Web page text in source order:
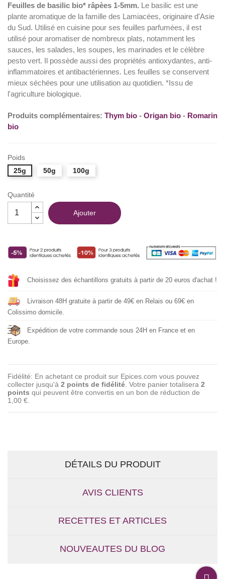
(6 avis)
Feuilles de basilic bio* râpèes 1-5mm. Le basilic est une
plante aromatique de la famille des Lamiacées, originaire d'Asie
du Sud. Utilisé en cuisine pour ses feuilles parfumées, il est
utilisé pour aromatiser de nombreux plats, notamment les
sauces, les salades, les soupes, les marinades et le célèbre
pesto vert. Il possède aussi des propriétés antioxydantes, anti-
inflammatoires et antibactériennes. Les feuilles se conservent
mieux séchées pour une utilisation au quotidien. *Issu de
l'agriculture biologique.
Produits complémentaires: Thym bio - Origan bio - Romarin
bio
Poids
25g
50g 100g
Quantité
Ajouter
Choisissez des échantillons gratuits à partir de 20 euros d'achat !
Livraison 48H gratuite à partir de 49€ en Relais ou 69€ en
Colissimo domicile.
Expédition de votre commande sous 24H en France et en
Europe.
Fidélité: En achetant ce produit sur Epices.com vous pouvez
collecter jusqu'à 2 points de fidélité . Votre panier totalisera 2
points qui peuvent être convertis en un bon de réduction de
1,00 €
DÉTAILS DU PRODUIT
AVIS CLIENTS
RECETTES ET ARTICLES
NOUVEAUTES DU BLOG